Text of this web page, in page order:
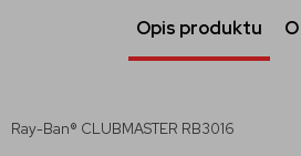
Opis produktu
Ray-Ban® CLUBMASTER RB3016